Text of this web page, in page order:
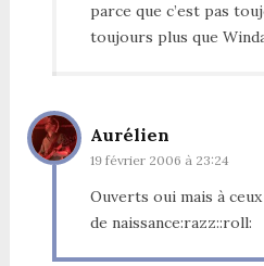
parce que c’est pas
toujours plus que
Aurélien
19 février 2006 à 23:24
Ouverts oui mais à
de naissance:razz::roll: